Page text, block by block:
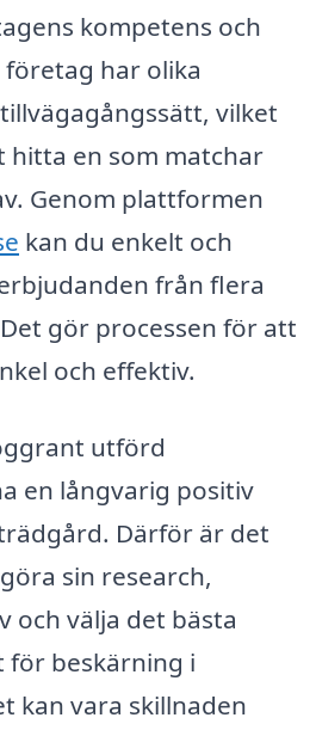
kompetens och
har olika
vilket
en som matchar
Genom plattformen
kan du enkelt och
från flera
gör processen för att
och effektiv.
utförd
en långvarig positiv
Därför är det
sin research,
och välja det bästa
beskärning i
kan vara skillnaden